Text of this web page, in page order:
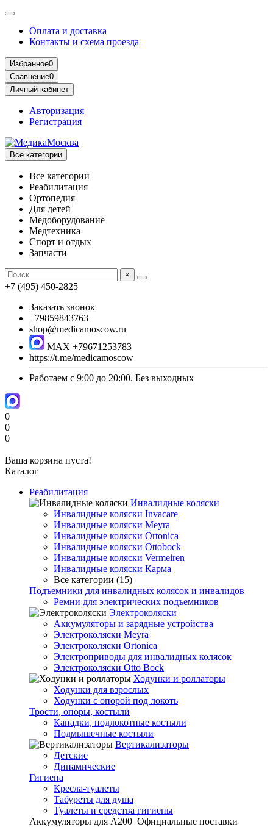
Оплата и доставка
Контакты и схема проезда
Избранное0
Сравнение0
Личный кабинет
Авторизация
Регистрация
Все категории
Все категории
Реабилитация
Ортопедия
Для детей
Медоборудование
Mедтехника
Спорт и отдых
Запчасти
×
+7 (495) 450-2825
Заказать звонок
+79859843763
shop@medicamoscow.ru
MAX +79671253783
https://t.me/medicamoscow
Работаем с 9:00 до 20:00. Без выходных
0
0
0
Ваша корзина пуста!
Каталог
Реабилитация
Инвалидные коляски
Инвалидные коляски Invacare
Инвалидные коляски Meyra
Инвалидные коляски Ortonica
Инвалидные коляски Ottobock
Инвалидные коляски Vermeiren
Инвалидные коляски Карма
Все категории (15)
Подъемники для инвалидных колясок и инвалидов
Ремни для электрических подъемников
Электроколяски
Аккумуляторы и зарядные устройства
Электроколяски Meyra
Электроколяски Ortonica
Электроприводы для инвалидных колясок
Электроколяски Otto Bock
Ходунки и роллаторы
Ходунки для взрослых
Ходунки с опорой под локоть
Трости, опоры, костыли
Канадки, подлокотные костыли
Подмышечные костыли
Вертикализаторы
Детские
Динамические
Гигиена
Кресла-туалеты
Табуреты для душа
Туалеты и средства гигиены
Аккумуляторы для А200 Официальные поставки